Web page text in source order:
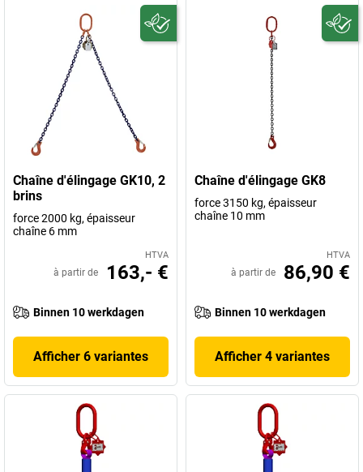
Chaîne d'élingage GK10, 2
brins
force 2000 kg, épaisseur
chaîne 6 mm
HTVA
à partir de 163,- €
Binnen 10 werkdagen
Afficher 6 variantes
Chaîne d'élingage GK8
force 3150 kg, épaisseur
chaîne 10 mm
HTVA
à partir de 86,90 €
Binnen 10 werkdagen
Afficher 4 variantes